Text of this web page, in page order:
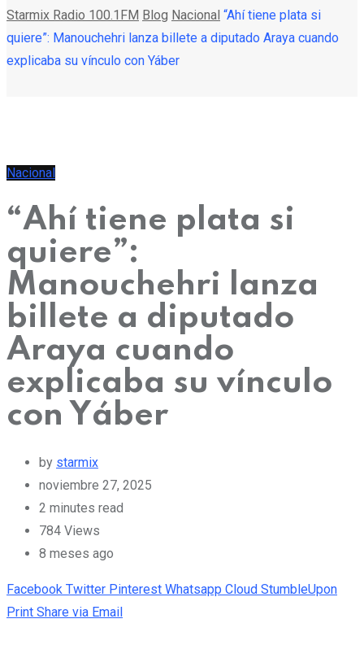
Starmix Radio 100.1FM Blog Nacional “Ahí tiene plata si
quiere”: Manouchehri lanza billete a diputado Araya cuando
explicaba su vínculo con Yáber
Nacional
“Ahí tiene plata si
quiere”:
Manouchehri lanza
billete a diputado
Araya cuando
explicaba su vínculo
con Yáber
by starmix
noviembre 27, 2025
2 minutes read
784 Views
8 meses ago
Facebook Twitter Pinterest Whatsapp Cloud StumbleUpon
Print Share via Email